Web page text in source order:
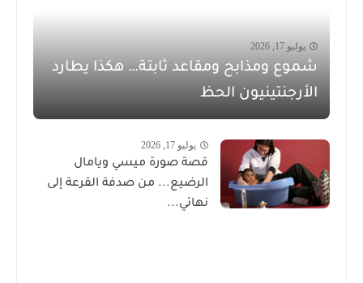
يوليو 17, 2026
شموع ومذابح ومقاعد ثابتة… هكذا يطارد
الأرجنتينيون الحظ
يوليو 17, 2026
قصة صورة ميسي ويامال
الرضيع... من صدفة القرعة إلى
نهائي...